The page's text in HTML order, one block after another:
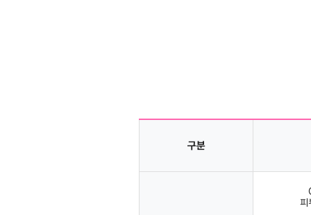
구분
피